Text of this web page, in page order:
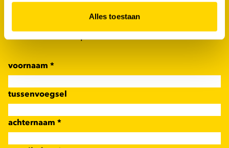
Alles toestaan
als eerste op de hoogte van de nieuwste acties én
kans maken op €100.- shoptegoed? schrijf je dan
nu in voor de scapino nieuwsbrief!
voornaam *
tussenvoegsel
achternaam *